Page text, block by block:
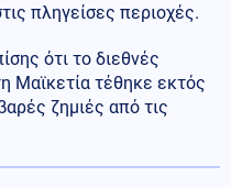
πληγείσες περιοχές.
ότι το διεθνές
Μαϊκετία τέθηκε εκτός
ζημιές από τις